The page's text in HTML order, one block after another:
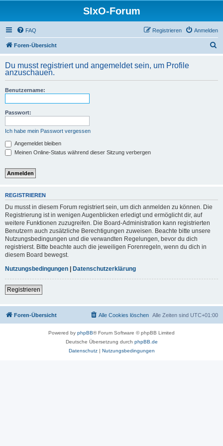
SIxO-Forum
FAQ Anmelden
Registrieren
Foren-Übersicht
h
Du musst registriert und angemeldet sein, um Profile
anzuschauen.
Benutzername:
Passwort:
Ich habe mein Passwort vergessen
Angemeldet bleiben
Meinen Online-Status während dieser Sitzung verbergen
REGISTRIEREN
Du musst in diesem Forum registriert sein, um dich anmelden zu können. Die
Registrierung ist in wenigen Augenblicken erledigt und ermöglicht dir, auf
weitere Funktionen zuzugreifen. Die Board-Administration kann registrierten
Benutzern auch zusätzliche Berechtigungen zuweisen. Beachte bitte unsere
Nutzungsbedingungen und die verwandten Regelungen, bevor du dich
registrierst. Bitte beachte auch die jeweiligen Forenregeln, wenn du dich in
diesem Board bewegst.
Nutzungsbedingungen | Datenschutzerklärung
Registrieren
Foren-Übersicht Alle Zeiten sind UTC+01:00
Alle Cookies löschen
Powered by phpBB® Forum Software © phpBB Limited
Deutsche Übersetzung durch phpBB.de
Datenschutz| Nutzungsbedingungen